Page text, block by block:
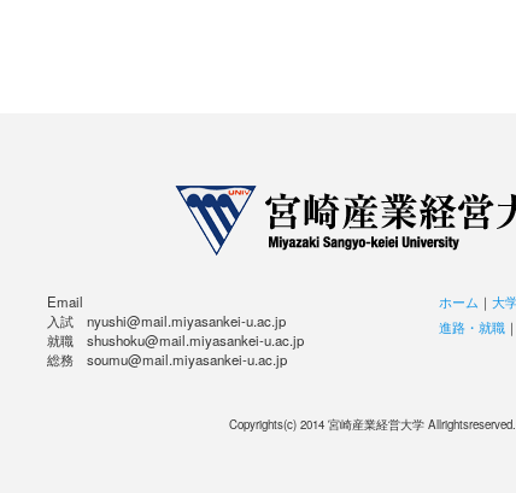
Email
入試 nyushi@mail.miyasankei-u.ac.jp
就職 shushoku@mail.miyasankei-u.ac.jp
総務 soumu@mail.miyasankei-u.ac.jp
ホーム ｜ 大
進路・就職 ｜
Copyrights(c) 2014 宮崎産業経営大学 Allrightsreserved.